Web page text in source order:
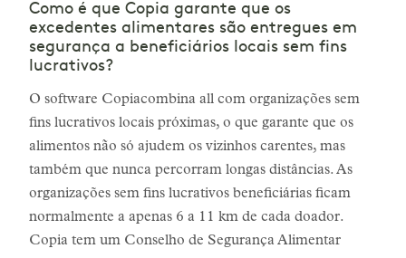
Como é que Copia garante que os
excedentes alimentares são entregues em
segurança a beneficiários locais sem fins
lucrativos?
O software Copiacombina all com organizações sem
fins lucrativos locais próximas, o que garante que os
alimentos não só ajudem os vizinhos carentes, mas
também que nunca percorram longas distâncias. As
organizações sem fins lucrativos beneficiárias ficam
normalmente a apenas 6 a 11 km de cada doador.
Copia tem um Conselho de Segurança Alimentar